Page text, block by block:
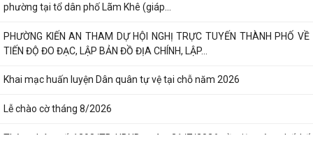
phường tại tổ dân phố Lãm Khê (giáp...
PHƯỜNG KIẾN AN THAM DỰ HỘI NGHỊ TRỰC TUYẾN THÀNH PHỐ VỀ
TIẾN ĐỘ ĐO ĐẠC, LẬP BẢN ĐỒ ĐỊA CHÍNH, LẬP...
Khai mạc huấn luyện Dân quân tự vệ tại chỗ năm 2026
Lễ chào cờ tháng 8/2026
Thông báo số 1298/TB-UBND ngày 31/7/2026 về việc công bố kế